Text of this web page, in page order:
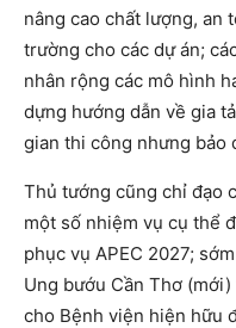
nâng cao chất lượng, an
trường cho các dự án;
nhân rộng các mô hình
dựng hướng dẫn về gia
gian thi công nhưng bảo
Thủ tướng cũng chỉ đạo
một số nhiệm vụ cụ thể
phục vụ APEC 2027;
Ung bướu Cần Thơ
cho Bệnh viện hiện hữu